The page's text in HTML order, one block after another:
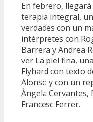
En febrero,
terapia integral,
verdades con un
intérpretes con
Barrera y Andrea
ver La piel fina,
Flyhard con texto
Alonso y con un
Àngela Cervantes,
Francesc Ferrer.